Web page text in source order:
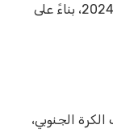
المدن الأسترالية اكتظاظًا بالسكان حتى يونيو 2024، بناءً على
الجنوبي،